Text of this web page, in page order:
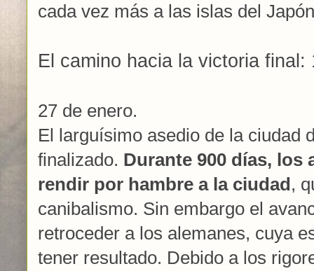
cada vez más a las islas del
El camino hacia la victoria final:
27 de enero.
El larguísimo asedio de la ciudad
finalizado. Durante 900 días, los
rendir por hambre a la ciudad,
canibalismo. Sin embargo el
retroceder a los alemanes, cuya
tener resultado. Debido a los